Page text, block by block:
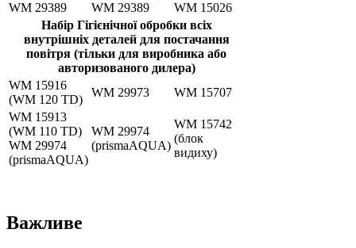
WM 29389
WM 29389
WM 15026
Набір Гігієнічної обробки всіх
внутрішніх деталей для постачання
повітря (тільки для виробника або
авторизованого дилера)
WM 15916
(WM 120 TD)
WM 29973
WM 15707
WM 15913
(WM 110 TD)
WM 29974
(prismaAQUA)
WM 29974
(prismaAQUA)
WM 15742
(блок
видиху)
Важливе